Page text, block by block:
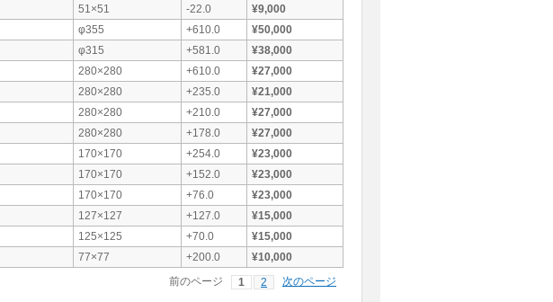
51×51 -22.0 ¥9,000
φ355 +610.0 ¥50,000
φ315 +581.0 ¥38,000
280×280 +610.0 ¥27,000
280×280 +235.0 ¥21,000
280×280 +210.0 ¥27,000
280×280 +178.0 ¥27,000
170×170 +254.0 ¥23,000
170×170 +152.0 ¥23,000
170×170 +76.0 ¥23,000
127×127 +127.0 ¥15,000
125×125 +70.0 ¥15,000
77×77 +200.0
¥10,000
前のページ 1 2 次のページ